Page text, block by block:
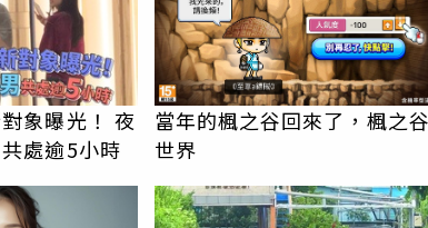
象曝光！ 夜
處逾5小時
當年的楓之谷回來了，楓之
世界